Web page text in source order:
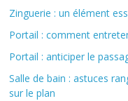
Zinguerie : un élément
Portail : comment
Portail : anticiper le
Salle de bain : astuces
sur le plan